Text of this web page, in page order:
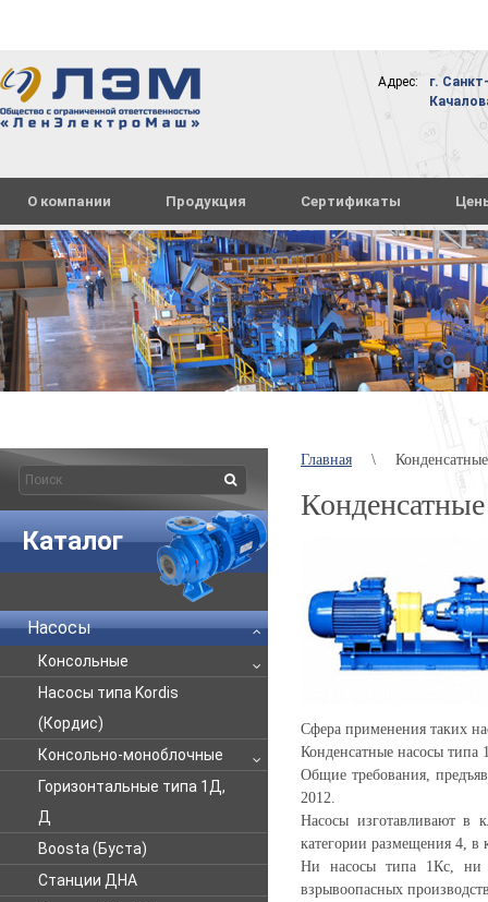
Адрес:
г.
О компании Продукция Сертификаты
Каталог
Насосы
Консольные
Насосы типа Kordis
(Кордис)
Консольно-моноблочные
Горизонтальные типа 1Д,
Д
Boosta (Буста)
Станции ДНА
Главная \
Сфера применения таких
Конденсатные насосы типа
Общие требования,
2012.
Насосы изготавливают в
категории размещения 4, в
Ни насосы типа 1Кс, ни
взрывоопасных